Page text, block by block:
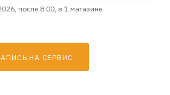
после 8:00, в 1 магазине
НА СЕРВИС